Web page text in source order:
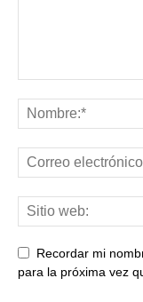
Recordar mi
para la próxima vez